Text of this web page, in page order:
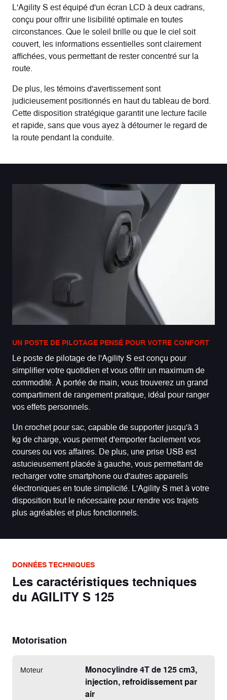
L'Agility S est équipé d'un écran LCD à deux cadrans,
conçu pour offrir une lisibilité optimale en toutes
circonstances. Que le soleil brille ou que le ciel soit
couvert, les informations essentielles sont clairement
affichées, vous permettant de rester concentré sur la
route.
De plus, les témoins d'avertissement sont
judicieusement positionnés en haut du tableau de bord.
Cette disposition stratégique garantit une lecture facile
et rapide, sans que vous ayez à détourner le regard de
la route pendant la conduite.
UN POSTE DE PILOTAGE PENSÉ POUR VOTRE CONFORT
Le poste de pilotage de l'Agility S est conçu pour
simplifier votre quotidien et vous offrir un maximum de
commodité. À portée de main, vous trouverez un grand
compartiment de rangement pratique, idéal pour ranger
vos effets personnels.
Un crochet pour sac, capable de supporter jusqu'à 3
kg de charge, vous permet d'emporter facilement vos
courses ou vos affaires. De plus, une prise USB est
astucieusement placée à gauche, vous permettant de
recharger votre smartphone ou d'autres appareils
électroniques en toute simplicité. L'Agility S met à votre
disposition tout le nécessaire pour rendre vos trajets
plus agréables et plus fonctionnels.
DONNÉES TECHNIQUES
Les caractéristiques techniques
du AGILITY S 125
Motorisation
Moteur
Monocylindre 4T de 125 cm3,
injection, refroidissement par
air